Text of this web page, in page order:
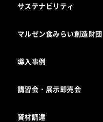
会社組織
製品の開発
事業所一覧
サステナビリティ
マルゼン食みらい創造財団
導入事例
講習会・展示即売会
資材調達